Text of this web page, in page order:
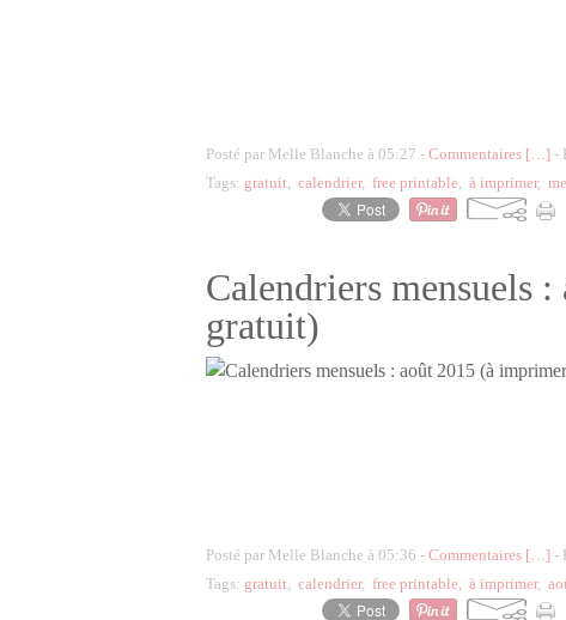
Posté par Melle Blanche à 05:27 - Commentaires […] -
Tags: gratuit, calendrier, free printable, à imprimer,
Calendriers mensuels
gratuit)
Posté par Melle Blanche à 05:36 - Commentaires […] -
Tags: gratuit, calendrier, free printable, à imprimer,